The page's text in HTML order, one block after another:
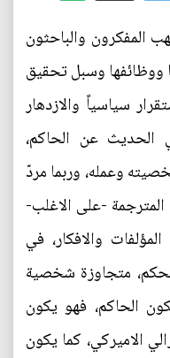
المفكرون والباحثون
وسبل تحقيق
سياسياً والازدهار
الحديث عن الحاكم،
وعمله، وربما مردّ
-على الاغلب-
والافكار، في
متجاوزة شخصية
الحاكم، فهو يكون
الاميركي، كما يكون